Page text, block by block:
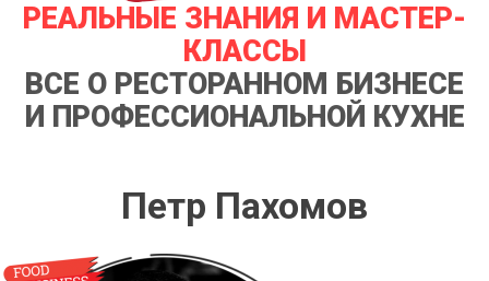
РЕАЛЬНЫЕ ЗНАНИЯ И МАСТЕР-
КЛАССЫ
ВСЕ О РЕСТОРАННОМ БИЗНЕСЕ
И ПРОФЕССИОНАЛЬНОЙ КУХНЕ
Петр Пахомов